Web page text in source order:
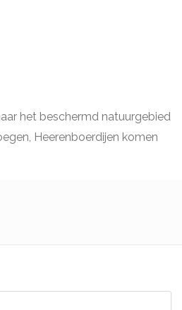
het beschermd natuurgebied
Heerenboerdijen komen